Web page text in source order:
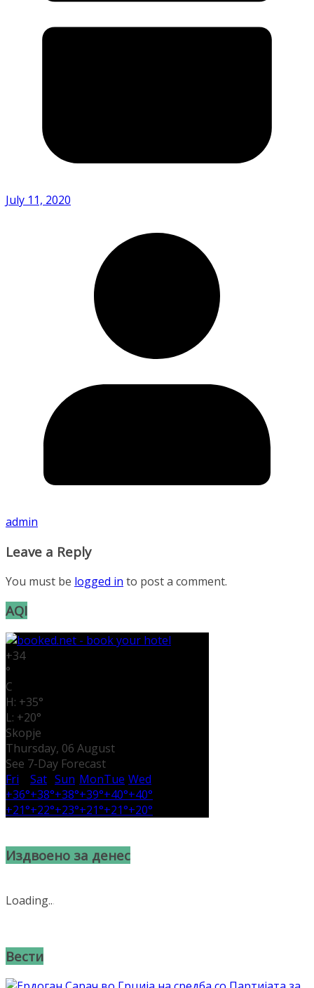
July 11, 2020
admin
Leave a Reply
You must be logged in to post a comment.
AQI
+34
°
C
H: +35°
L: +20°
Skopje
Thursday, 06 August
See 7-Day Forecast
Fri
Sat Sun MonTue Wed
+36°+38°+38°+39°+40°+40°
+21°+22°+23°+21°+21°+20°
Издвоено за денес
Loading...
Вести